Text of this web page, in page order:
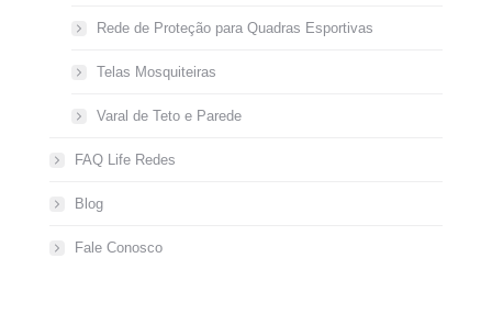
Rede de Proteção para Quadras Esportivas
Telas Mosquiteiras
Varal de Teto e Parede
FAQ Life Redes
Blog
Fale Conosco